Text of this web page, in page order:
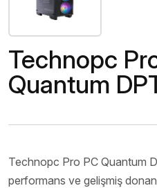
Technopc
Quantum
Technopc Pro PC Quantum
performans ve gelişmiş